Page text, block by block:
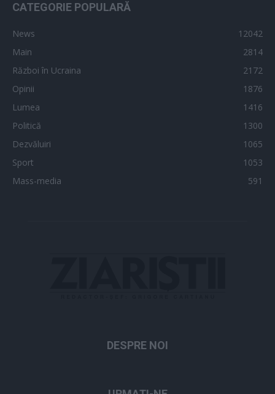
CATEGORIE POPULARĂ
News
12042
Main
2814
Război în Ucraina
2172
Opinii
1876
Lumea
1416
Politică
1300
Dezvăluiri
1065
Sport
1053
Mass-media
591
DESPRE NOI